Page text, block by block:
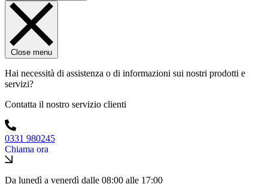
Close menu
Hai necessità di assistenza o di informazioni sui nostri prodotti e
servizi?
Contatta il nostro servizio clienti
0331 980245
Chiama ora
Da lunedì a venerdì dalle 08:00 alle 17:00